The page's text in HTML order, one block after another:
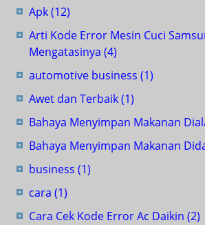
Apk(12)
Arti Kode Error Mesin Cuci
Mengatasinya (4)
automotive business (1)
Awet dan Terbaik(1)
Bahaya Menyimpan Makanan
Bahaya Menyimpan Makanan
business (1)
cara (1)
Cara Cek Kode Error Ac Daikin (2)